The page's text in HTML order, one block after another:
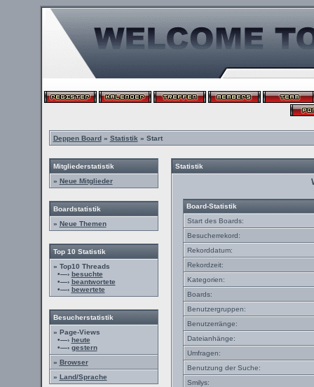
Deppen Board» Statistik » Start
Mitgliederstatistik
» Neue Mitglieder
Boardstatistik
» Neue Themen
Top 10 Statistik
» Top10 Threads
•—› besuchte
•—› beantwortete
•—› bewertete
Besucherstatistik
» Page-Views
•—› heute
•—› gestern
» Browser
» Land/Sprache
Statistik
Board-Statistik
Start des Boards:
Besucherrekord:
Rekorddatum:
Rekordzeit:
Kategorien:
Boards:
Benutzergruppen:
Benutzerränge:
Dateianhänge:
Umfragen:
Benutzung der Suche:
Smilys: